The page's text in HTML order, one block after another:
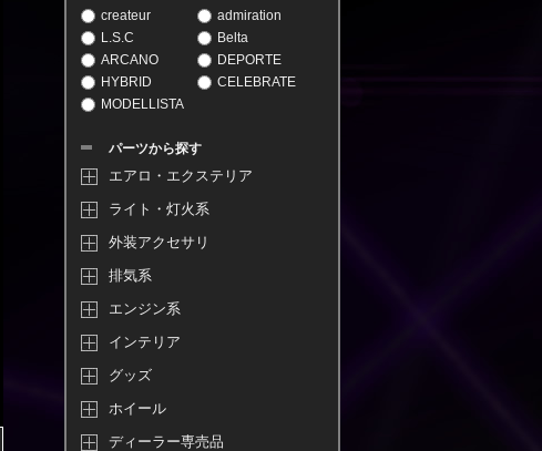
createur
admiration
L.S.C
Belta
ARCANO
DEPORTE
HYBRID
CELEBRATE
MODELLISTA
パーツから探す
エアロ・エクステリア
ライト・灯火系
外装アクセサリ
排気系
エンジン系
インテリア
グッズ
ホイール
ディーラー専売品